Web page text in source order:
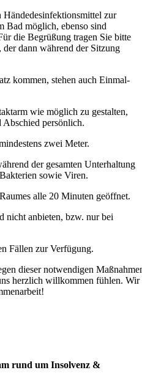
Händedesinfektionsmittel zur
Bad möglich, ebenso sind
die Begrüßung tragen Sie bitte
dann während der Sitzung
kommen, stehen auch Einmal-
wie möglich zu gestalten,
persönlich.
zwei Meter.
der gesamten Unterhaltung
sowie Viren.
alle 20 Minuten geöffnet.
nicht anbieten, bzw. nur bei
Fällen zur Verfügung.
dieser notwendigen
herzlich willkommen fühlen. Wir
rund um Insolvenz &